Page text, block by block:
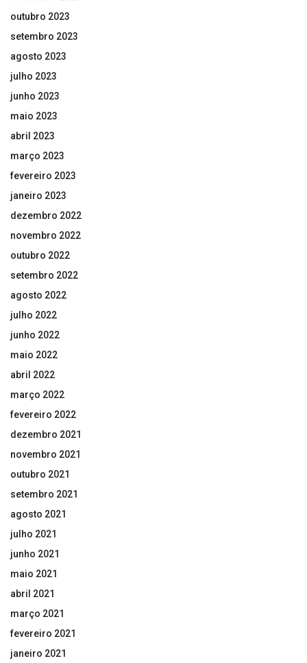
outubro 2023
setembro 2023
agosto 2023
julho 2023
junho 2023
maio 2023
abril 2023
março 2023
fevereiro 2023
janeiro 2023
dezembro 2022
novembro 2022
outubro 2022
setembro 2022
agosto 2022
julho 2022
junho 2022
maio 2022
abril 2022
março 2022
fevereiro 2022
dezembro 2021
novembro 2021
outubro 2021
setembro 2021
agosto 2021
julho 2021
junho 2021
maio 2021
abril 2021
março 2021
fevereiro 2021
janeiro 2021